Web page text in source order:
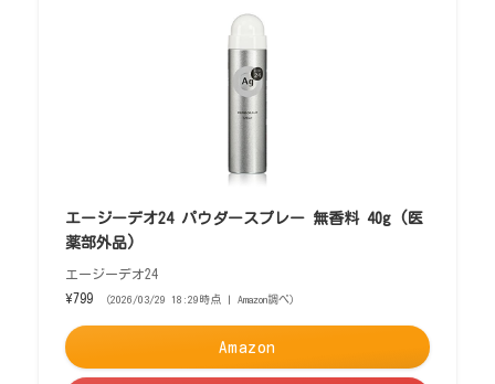
エージーデオ24 パウダースプレー 無香料 40g (医
薬部外品)
エージーデオ24
¥799
（2026/03/29 18:29時点 | Amazon調べ）
Amazon